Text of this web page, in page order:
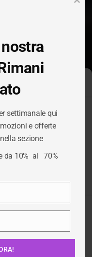
tecnologie come i
informazioni del
ci permetterà di
navigazione o ID unici
/BRIXIA-MOTO
settimanale qui
e offerte
sezione
da 10% al 70%